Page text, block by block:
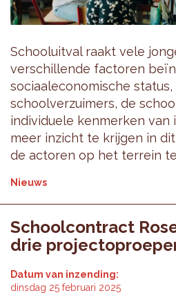
Schooluitval raakt vele
verschillende factoren
sociaaleconomische
schoolverzuimers, de
individuele kenmerken van
meer inzicht te krijgen in
de actoren op het terrein
Nieuws
Schoolcontract
drie
Datum van inzending:
dinsdag 25 februari 2025